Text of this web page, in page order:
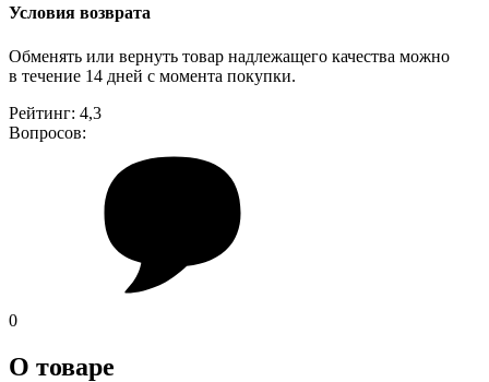
Условия возврата
Обменять или вернуть товар надлежащего качества можно
в течение 14 дней с момента покупки.
Рейтинг: 4,3
Вопросов:
0
О товаре